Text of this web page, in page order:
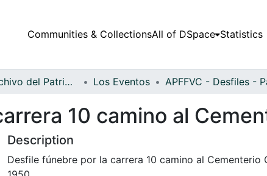
Communities & CollectionsAll of DSpace Statistics
Fondo Archivo del Patrimonio Fotográfico y Fílmico del Valle del Cauca Los Eventos
10 camino al
Description
Desfile fúnebre por la carrera 10 camino al Cementerio